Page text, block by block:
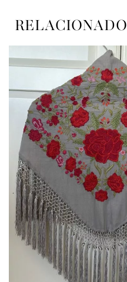
cantidad
RELACIONADO